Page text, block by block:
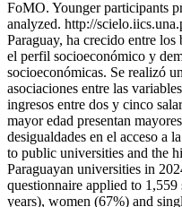
FoMO. Younger participants
analyzed. http://
Paraguay, ha crecido entre
el perfil socioeconómico y
socioeconómicas. Se realizó
asociaciones entre las
ingresos entre dos y cinco
mayor edad presentan
desigualdades en el acceso a
to public universities and the
Paraguayan universities in
questionnaire applied to
years), women (67%) and